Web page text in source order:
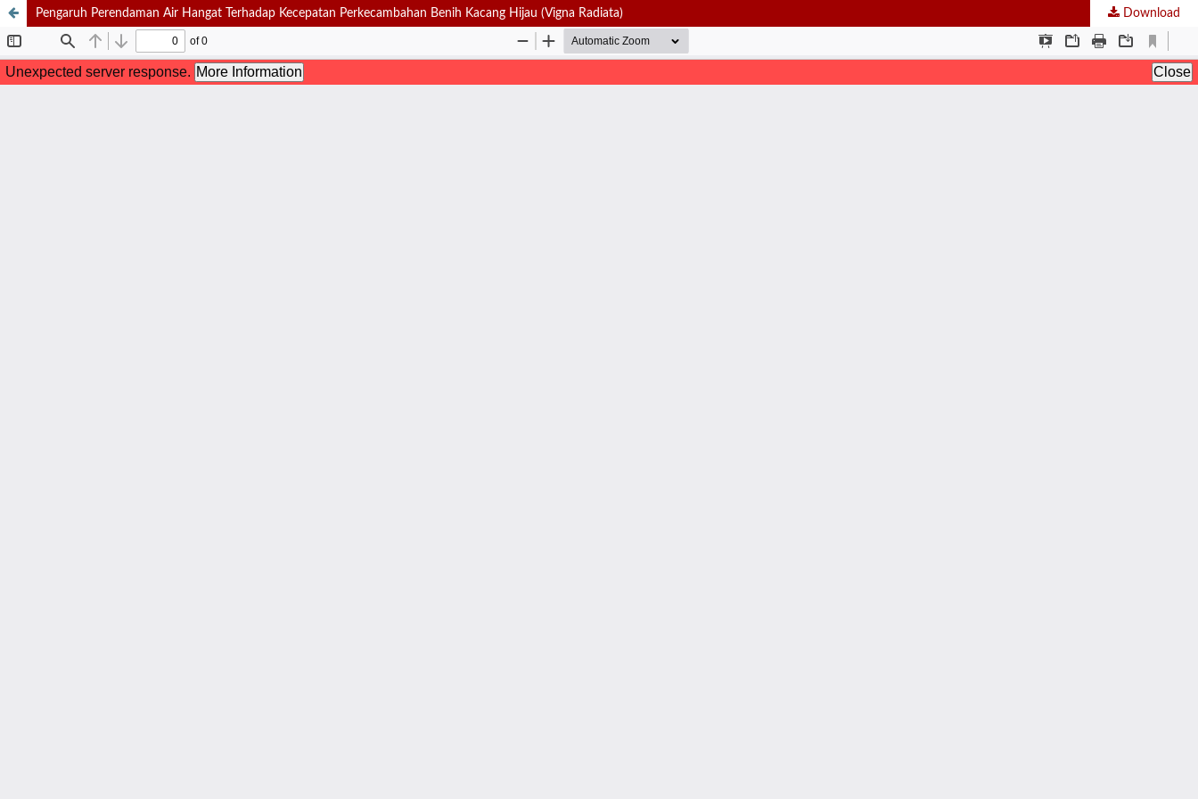
Pengaruh Perendaman Air Hangat Terhadap Kecepatan Perkecambahan Benih Kacang Hijau (Vigna Radiata) Download